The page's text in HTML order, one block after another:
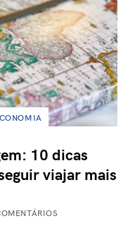
10 dicas
viajar mais